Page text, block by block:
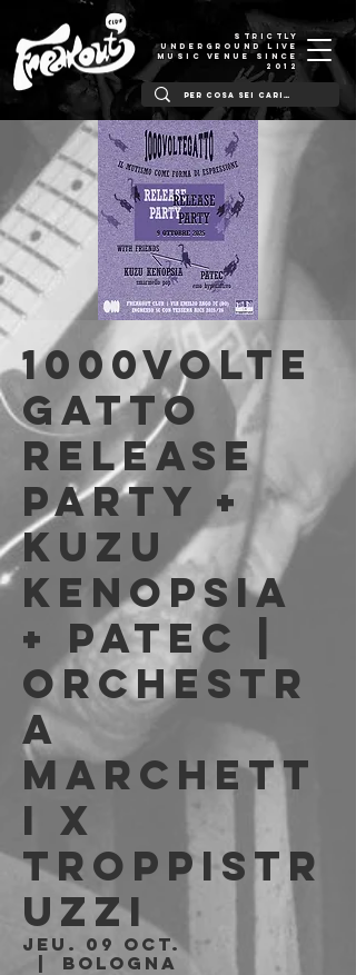
STRICTLY
UNDERGROUND LIVE
MUSIC VENUE SINCE
2012
1000volte
gatto
release
party +
Kuzu
Kenopsia
+ Patec |
ORCHESTR
A
MARCHETT
I x
TROPPISTR
UZZI
jeu. 09 oct.
Bologna